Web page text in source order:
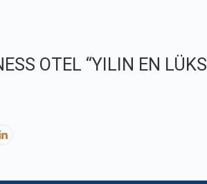
OTEL “YILIN EN